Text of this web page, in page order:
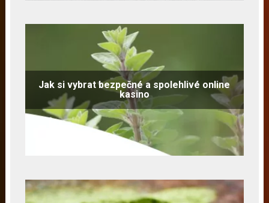
Jak si vybrat bezpečné a spolehlivé online
kasino